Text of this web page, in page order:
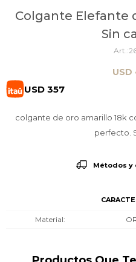
Colgante Elefante
Sin
USD
USD 357
colgante de oro amarillo 18k
perfecto.
Métodos y
Material